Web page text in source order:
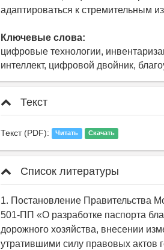
адаптироваться к стремительным
Ключевые слова:
цифровые технологии,
интеллект, цифровой двойник,
Текст
Текст (PDF): Читать Скачать
Список литературы
1. Постановление Правительства
501-ПП «О разработке паспорта
дорожного хозяйства, внесении
утратившими силу правовых актов